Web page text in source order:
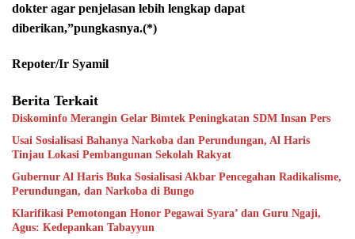
dokter agar penjelasan lebih lengkap dapat
diberikan,”pungkasnya.(*)
Repoter/Ir Syamil
Berita Terkait
Diskominfo Merangin Gelar Bimtek Peningkatan SDM Insan Pers
Usai Sosialisasi Bahanya Narkoba dan Perundungan, Al Haris
Tinjau Lokasi Pembangunan Sekolah Rakyat
Gubernur Al Haris Buka Sosialisasi Akbar Pencegahan Radikalisme,
Perundungan, dan Narkoba di Bungo
Klarifikasi Pemotongan Honor Pegawai Syara’ dan Guru Ngaji,
Agus: Kedepankan Tabayyun